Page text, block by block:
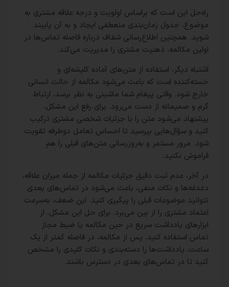
راه‌حل این است که براساس اولویت و درجه علاقه مشتری به
موضوع، جدول زمان‌بندی منعطفی ایجاد و به آن پایبند
شوید. همچنین اطلاع‌رسانی شفاف درباره فاصله تماس‌ها در
اولین مکالمه، ذهنیت مشتری را مدیریت می‌کند.
اشتباه دیگر، استفاده از متن‌های آماده کلیشه‌ای و
خسته‌کننده است که باعث می‌شود مکالمه از حالت انسانی
خارج شود. وقتی پیغام شما ماشینی به نظر برسد، ارتباط
گرم و صمیمانه از دست می‌رود. برای رفع این مشکل،
پیشنهاد می‌شود متن را با جزئیات شخصی مشتری ترکیب
کنید و سؤال‌هایی بپرسید تا احساس تعامل دوطرفه تقویت
شود. مرور مستمر و به‌روزرسانی متن‌های قبلی را هم
فراموش نکنید.
در آخر، عدم ثبت دقیق جزئیات مکالمه از جمله میزان علاقه،
دغدغه‌ها و نکات منفی، باعث می‌شود در تماس‌های بعدی
نتوانید موضوعات قبلی را پیگیری کنید. این ضعف، به‌سرعت
اعتماد مشتری را از بین می‌برد. برای حل این مشکل، از
ابزارهای یادداشت سریع در حین مکالمه یا ضبط مجاز
تماس استفاده کنید. پس از مکالمه، در فاصله کمتر از یک
ساعت، یادداشت‌ها را دسته‌بندی و نکات کلیدی را مشخص
کنید تا در تماس‌های بعدی در دسترس باشند.